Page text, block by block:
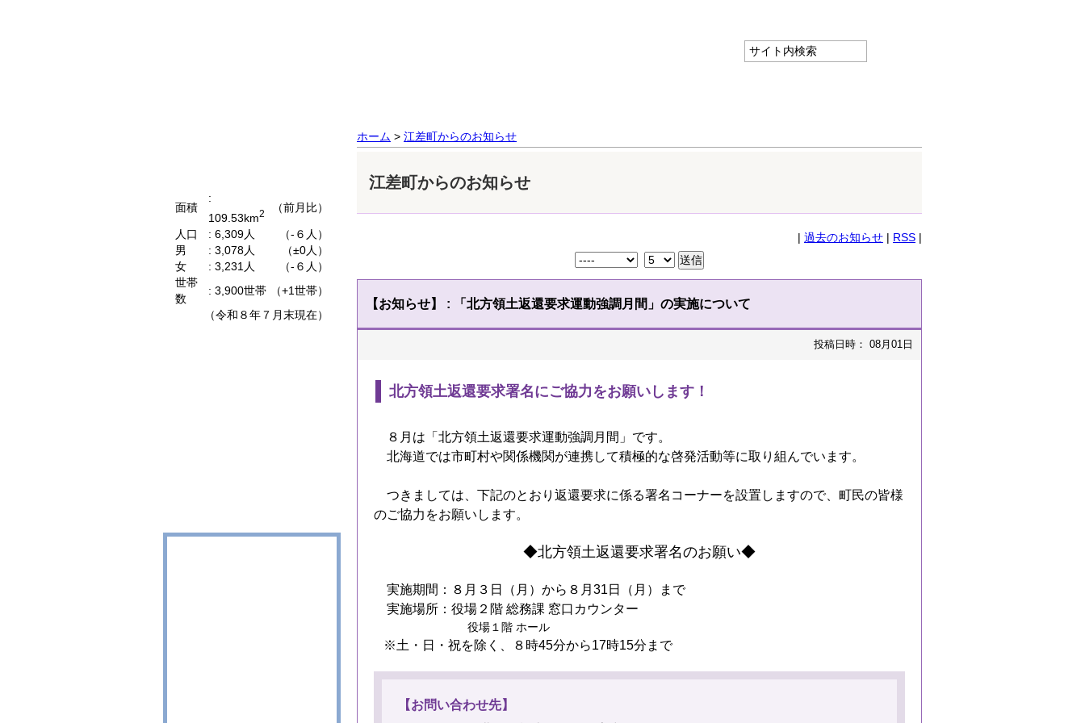
ホーム > 江差町からのお知らせ
江差町からのお知らせ
| 過去のお知らせ | RSS |
【お知らせ】 : 「北方領土返還要求運動強調月間」の実施について
投稿日時： 08月01日
北方領土返還要求署名にご協力をお願いします！
８月は「北方領土返還要求運動強調月間」です。
北海道では市町村や関係機関が連携して積極的な啓発活動等に取り組んでいます。
つきましては、下記のとおり返還要求に係る署名コーナーを設置しますので、町民の皆様
のご協力をお願いします。
◆北方領土返還要求署名のお願い◆
実施期間：８月３日（月）から８月31日（月）まで
実施場所：役場２階 総務課 窓口カウンター
役場１階 ホール
※土・日・祝を除く、８時45分から17時15分まで
【お問い合わせ先】
面積
:
109.53km2 （前月比）
人口 : 6,309人
（-６人）
男
: 3,078人
（±0人）
女
: 3,231人
（-６人）
世帯
数
: 3,900世帯
（+1世帯）
（令和８年７月末現在）